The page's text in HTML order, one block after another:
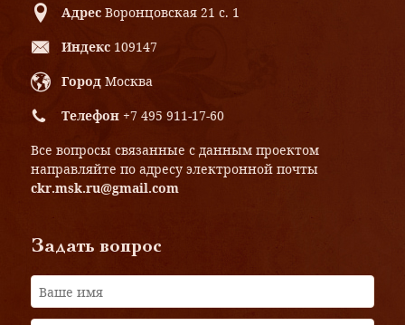
Адрес Воронцовская 21 с. 1
Индекс 109147
Город Москва
Телефон +7 495 911-17-60
Все вопросы связанные с данным проектом
направляйте по адресу электронной почты
ckr.msk.ru@gmail.com
Задать вопрос